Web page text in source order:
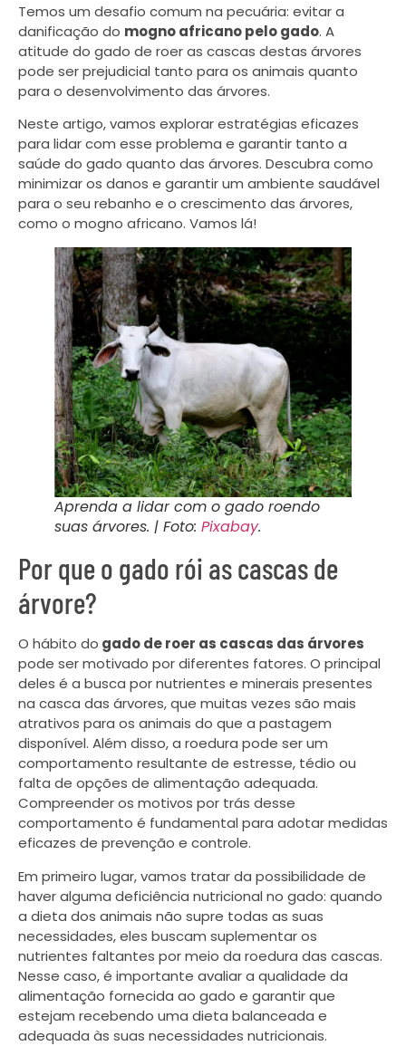
Temos um desafio comum na pecuária: evitar a
danificação do mogno africano pelo gado. A
atitude do gado de roer as cascas destas árvores
pode ser prejudicial tanto para os animais quanto
para o desenvolvimento das árvores.
Neste artigo, vamos explorar estratégias eficazes
para lidar com esse problema e garantir tanto a
saúde do gado quanto das árvores. Descubra como
minimizar os danos e garantir um ambiente saudável
para o seu rebanho e o crescimento das árvores,
como o mogno africano. Vamos lá!
Aprenda a lidar com o gado roendo
suas árvores. | Foto: Pixabay.
Por que o gado rói as cascas de
árvore?
O hábito do gado de roer as cascas das árvores
pode ser motivado por diferentes fatores. O principal
deles é a busca por nutrientes e minerais presentes
na casca das árvores, que muitas vezes são mais
atrativos para os animais do que a pastagem
disponível. Além disso, a roedura pode ser um
comportamento resultante de estresse, tédio ou
falta de opções de alimentação adequada.
Compreender os motivos por trás desse
comportamento é fundamental para adotar medidas
eficazes de prevenção e controle.
Em primeiro lugar, vamos tratar da possibilidade de
haver alguma deficiência nutricional no gado: quando
a dieta dos animais não supre todas as suas
necessidades, eles buscam suplementar os
nutrientes faltantes por meio da roedura das cascas.
Nesse caso, é importante avaliar a qualidade da
alimentação fornecida ao gado e garantir que
estejam recebendo uma dieta balanceada e
adequada às suas necessidades nutricionais.